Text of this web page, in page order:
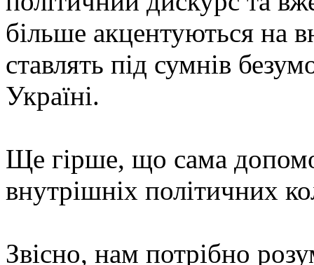
більше акцентуються на
ставлять під сумнів
Україні.
Ще гірше, що сама
внутрішніх політичних
Звісно, нам потрібно